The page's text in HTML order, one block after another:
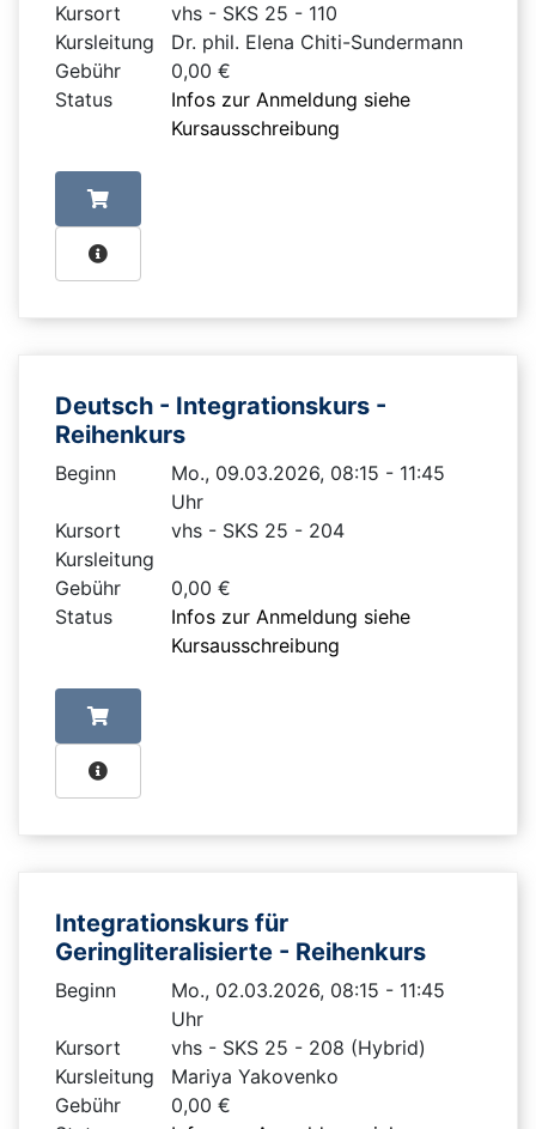
Kursort
vhs - SKS 25 - 110
Kursleitung
Dr. phil. Elena Chiti-Sundermann
Gebühr
0,00 €
Status
Infos zur Anmeldung siehe
Kursausschreibung
Deutsch - Integrationskurs -
Reihenkurs
Beginn
Mo., 09.03.2026, 08:15 - 11:45
Uhr
Kursort
vhs - SKS 25 - 204
Kursleitung
Gebühr
0,00 €
Status
Infos zur Anmeldung siehe
Kursausschreibung
Integrationskurs für
Geringliteralisierte - Reihenkurs
Beginn
Mo., 02.03.2026, 08:15 - 11:45
Uhr
Kursort
vhs - SKS 25 - 208 (Hybrid)
Kursleitung
Mariya Yakovenko
Gebühr
0,00 €